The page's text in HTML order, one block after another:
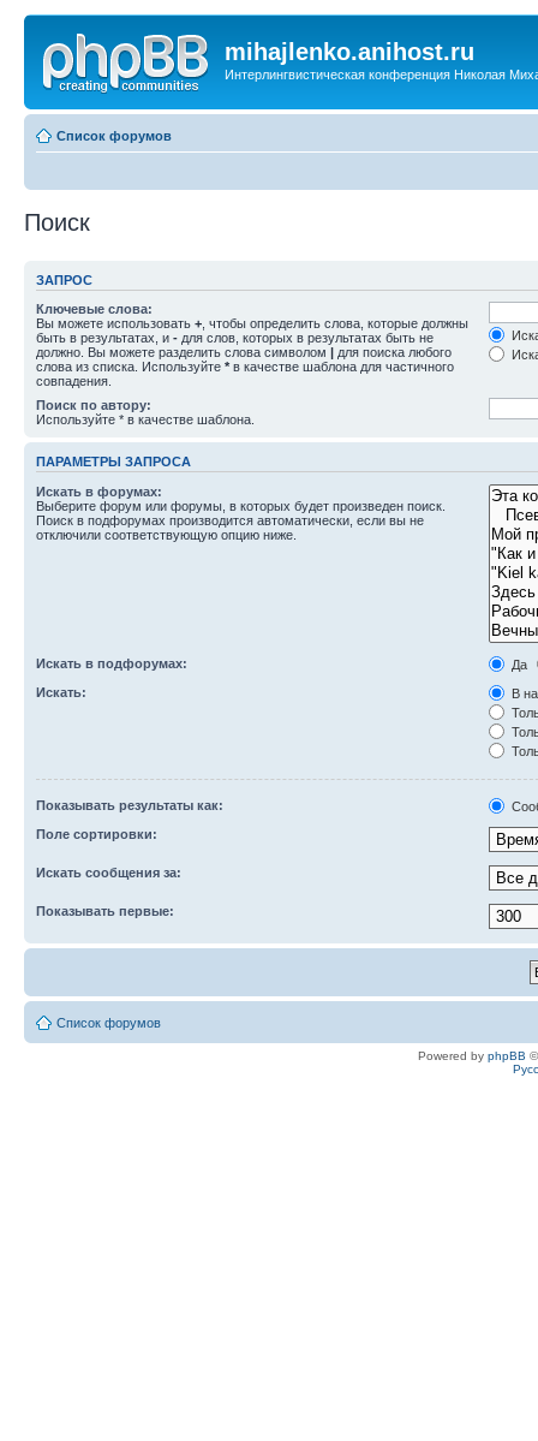
mihajlenko.anihost.ru
Интерлингвистическая конференция Николая
Список форумов
Поиск
ЗАПРОС
Ключевые слова:
Вы можете использовать + , чтобы определить слова, которые должны
быть в результатах, и - для слов, которых в результатах быть не
должно. Вы можете разделить слова символом | для поиска любого
слова из списка. Используйте * в качестве шаблона для частичного
совпадения.
Поиск по автору:
Используйте * в качестве шаблона.
ПАРАМЕТРЫ ЗАПРОСА
Искать в форумах:
Выберите форум или форумы, в которых будет произведен поиск.
Поиск в подфорумах производится автоматически, если вы не
отключили соответствующую опцию ниже.
Искать в подфорумах:
Да
Искать:
В
Показывать результаты как:
Поле сортировки:
Искать сообщения за:
Показывать первые:
Список форумов
Powered by phpBB